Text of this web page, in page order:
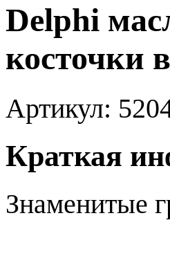
Delphi
косточки
Артикул:
Краткая
Знаменитые